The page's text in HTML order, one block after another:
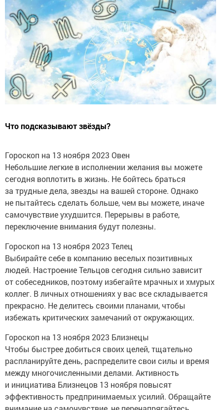
Что подсказывают звёзды?
Гороскоп на 13 ноября 2023 Овен
Небольшие легкие в исполнении желания вы можете
сегодня воплотить в жизнь. Не бойтесь браться
за трудные дела, звезды на вашей стороне. Однако
не пытайтесь сделать больше, чем вы можете, иначе
самочувствие ухудшится. Перерывы в работе,
переключение внимания будут полезны.
Гороскоп на 13 ноября 2023 Телец
Выбирайте себе в компанию веселых позитивных
людей. Настроение Тельцов сегодня сильно зависит
от собеседников, поэтому избегайте мрачных и хмурых
коллег. В личных отношениях у вас все складывается
прекрасно. Не делитесь своими планами, чтобы
избежать критических замечаний от окружающих.
Гороскоп на 13 ноября 2023 Близнецы
Чтобы быстрее добиться своих целей, тщательно
распланируйте день, распределите свои силы и время
между многочисленными делами. Активность
и инициатива Близнецов 13 ноября повысят
эффективность предпринимаемых усилий. Обращайте